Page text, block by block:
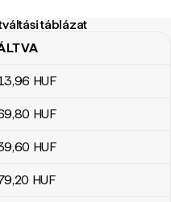
táblázat
táblázat
,96 HUF
,80 HUF
,60 HUF
,20 HUF